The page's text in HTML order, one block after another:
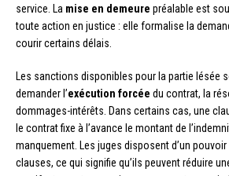
service. La mise en demeure préalable est
toute action en justice : elle formalise la
courir certains délais.
Les sanctions disponibles pour la partie lésée
demander l’exécution forcée du contrat, la
dommages-intérêts. Dans certains cas, une
le contrat fixe à l’avance le montant de
manquement. Les juges disposent d’un
clauses, ce qui signifie qu’ils peuvent réduire